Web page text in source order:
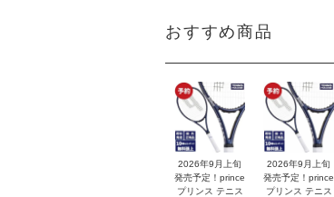
おすすめ商品
2026年9月上旬
発売予定！prince
プリンス テニス
2026年9月上旬
発売予定！prince
プリンス テニス